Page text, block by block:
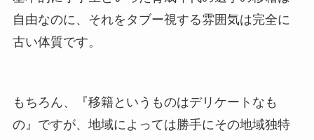
自由なのに、それをタブー視する雰囲気は完全に
古い体質です。
もちろん、『移籍というものはデリケートなも
の』ですが、地域によっては勝手にその地域独特